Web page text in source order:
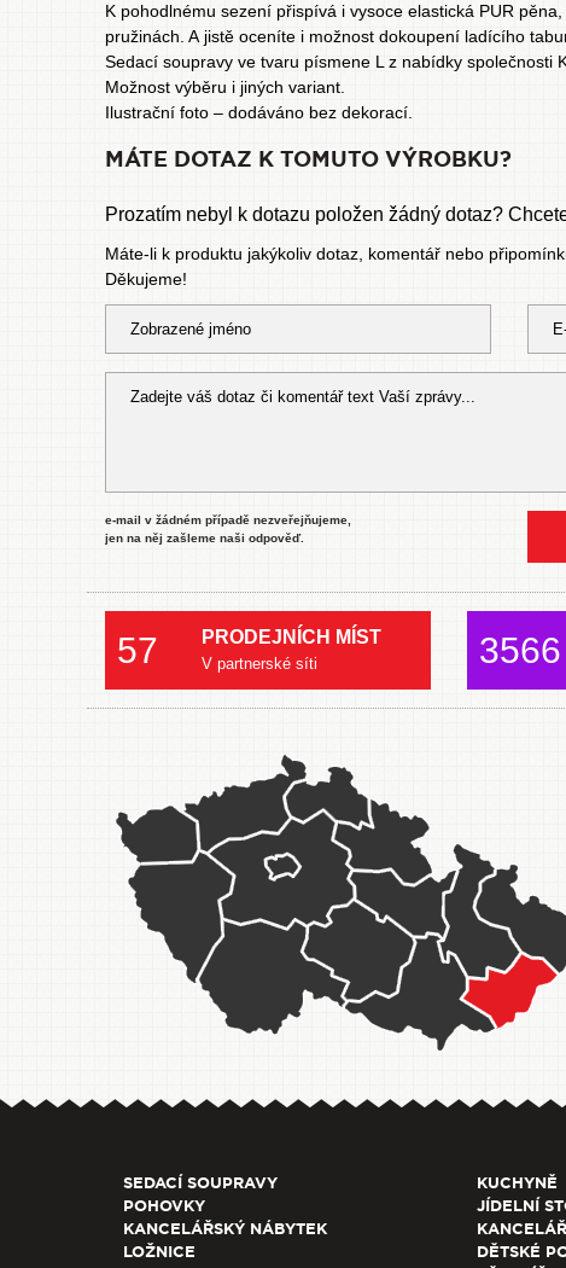
K pohodlnému sezení přispívá i vysoce elastická PUR
pružinách. A jistě oceníte i možnost dokoupení ladícího
Sedací soupravy ve tvaru písmene L z nabídky společnosti
Možnost výběru i jiných variant.
Ilustrační foto – dodáváno bez dekorací.
MÁTE DOTAZ K TOMUTO VÝROBKU?
Prozatím nebyl k dotazu položen žádný dotaz?
Máte-li k produktu jakýkoliv dotaz, komentář nebo
Děkujeme!
e-mail v žádném případě nezveřejňujeme,
jen na něj zašleme naši odpověď.
57 PRODEJNÍCH MÍST
V partnerské síti 3566
SEDACÍ SOUPRAVY
POHOVKY
KANCELÁŘSKÝ NÁBYTEK
LOŽNICE
KUCHYNĚ
JÍDELNÍ
DĚTSKÉ